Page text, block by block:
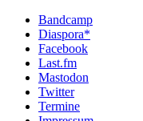
Bandcamp
Diaspora*
Facebook
Last.fm
Mastodon
Twitter
Termine